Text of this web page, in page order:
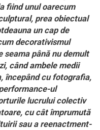
fiind unul oarecum
prea obiectual
un cap de
decorativismul
seama până nu demult
când ambele medii
începând cu fotografia,
ul
lucrului colectiv
cu cât împrumută
sau a reenactment-